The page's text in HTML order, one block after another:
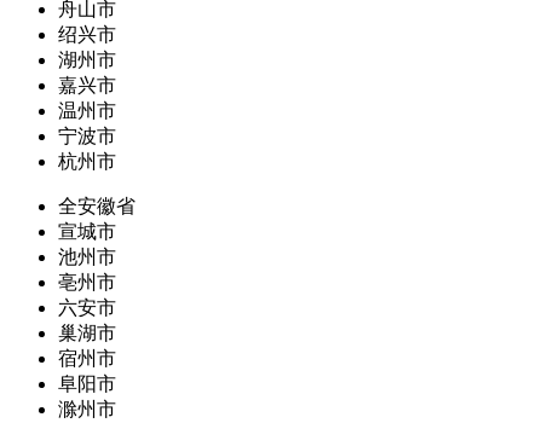
舟山市
绍兴市
湖州市
嘉兴市
温州市
宁波市
杭州市
全安徽省
宣城市
池州市
亳州市
六安市
巢湖市
宿州市
阜阳市
滁州市